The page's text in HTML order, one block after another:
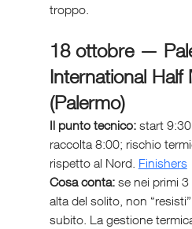
troppo.
18 ottobre —
International Half
(Palermo)
Il punto tecnico: start 9:30
raccolta 8:00; rischio
rispetto al Nord. Finishers
Cosa conta: se nei primi 3
alta del solito, non
subito. La gestione